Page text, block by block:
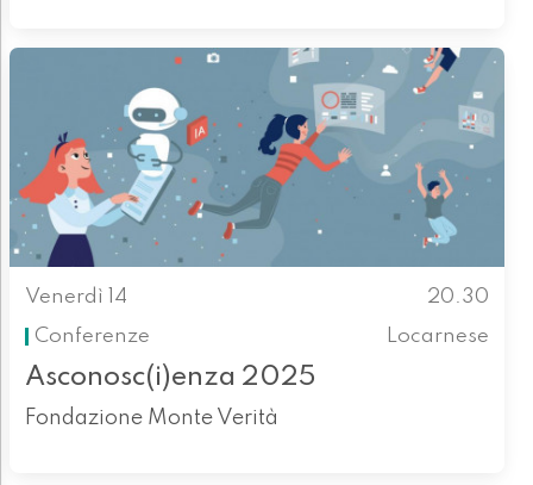
Venerdì 14
20.30
Conferenze
Locarnese
Asconosc(i)enza 2025
Fondazione Monte Verità